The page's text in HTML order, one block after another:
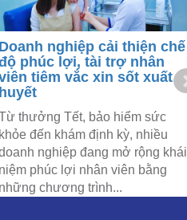
Doanh nghiệp cải thiện chế
phúc lợi, tài trợ nhân
tiêm vắc xin sốt xuất
huyết
thưởng Tết, bảo hiểm sức
khỏe đến khám định kỳ, nhiều
nghiệp đang mở rộng khái
niệm phúc lợi nhân viên bằng
những chương trình...